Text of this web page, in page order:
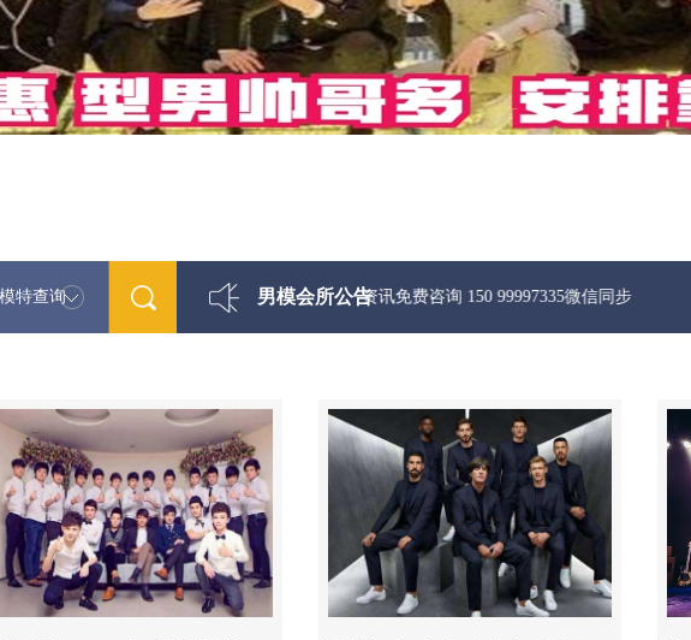
特查询 男模会所公告
最新男模娱乐资讯免费咨询 150 99997335微信同步